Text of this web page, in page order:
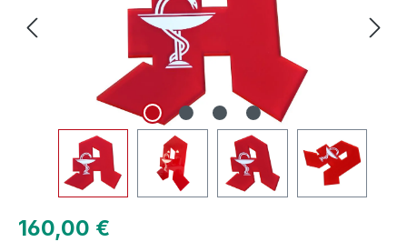
Regulärer Preis:
160,00 €